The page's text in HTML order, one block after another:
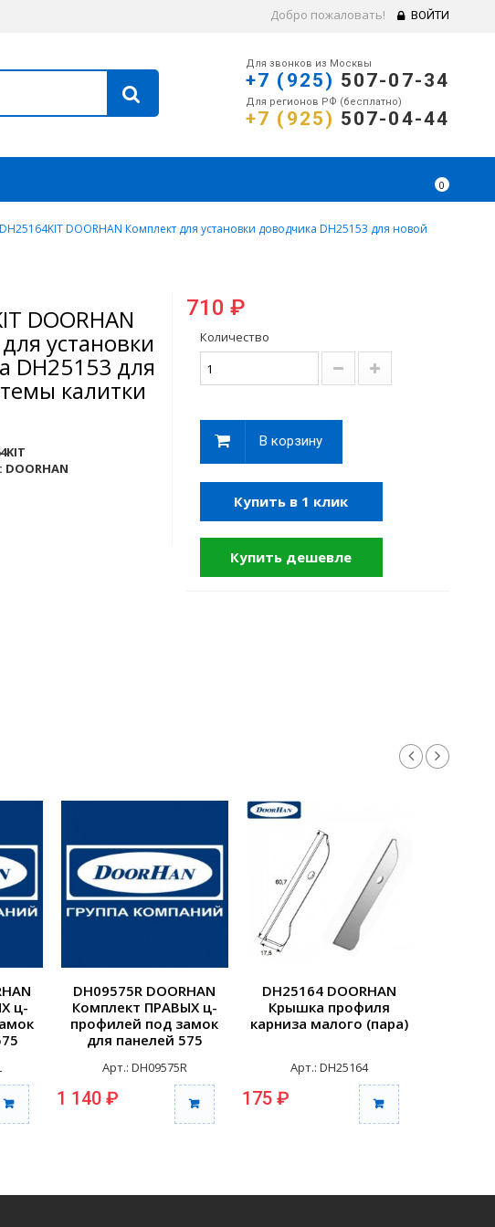
Добро пожаловать! ВОЙТИ
Для звонков из Москвы
+7 (925) 507-07-34
Для регионов РФ (бесплатно)
+7 (925) 507-04-44
0
DH25164KIT DOORHAN Комплект для установки доводчика DH25153 для новой
DOORHAN
установки
DH25153 для
калитки
DOORHAN
710 ₽
Количество
В корзину
Купить в 1 клик
Купить дешевле
ц-
DH09575R DOORHAN
Комплект ПРАВЫХ ц-
профилей под замок
для панелей 575
Арт.: DH09575R
1 140 ₽
DH25164 DOORHAN
Крышка профиля
карниза малого (пара)
Арт.: DH25164
175 ₽